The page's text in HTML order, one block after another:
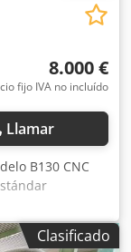
metal. Póngase
plazos de
8.000 €
fijo IVA no incluído
Llamar
B130 CNC
mm
22.000 rpm
Ad Nsf
Clasificado